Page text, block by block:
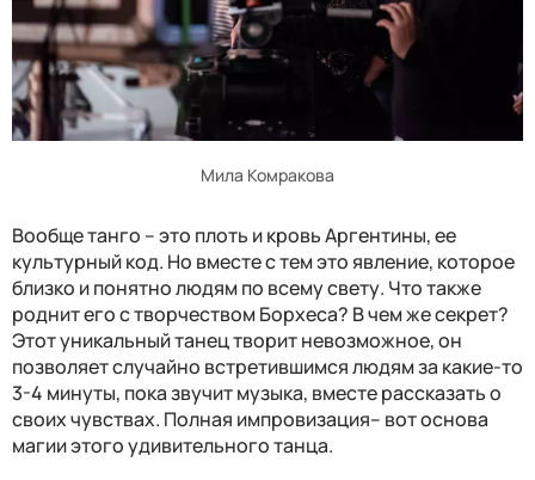
Мила Комракова
Вообще танго – это плоть и кровь Аргентины, ее
культурный код. Но вместе с тем это явление, которое
близко и понятно людям по всему свету. Что также
роднит его с творчеством Борхеса? В чем же секрет?
Этот уникальный танец творит невозможное, он
позволяет случайно встретившимся людям за какие-то
3-4 минуты, пока звучит музыка, вместе рассказать о
своих чувствах. Полная импровизация– вот основа
магии этого удивительного танца.